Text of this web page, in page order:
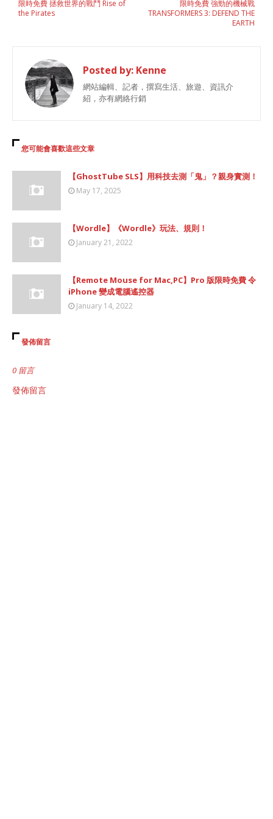
限時免費 強勁的機械戰
TRANSFORMERS 3: DEFEND THE
EARTH
限時免費 拯救世界的戰鬥 Rise of
the Pirates
Posted by: Kenne
網站編輯、記者，撰寫生活、旅遊、資訊介
紹，亦有網絡行銷
您可能會喜歡這些文章
【GhostTube SLS】用科技去測「鬼」？親身實測！
May 17, 2025
【Wordle】《Wordle》玩法、規則！
January 21, 2022
【Remote Mouse for Mac,PC】Pro 版限時免費 令
iPhone 變成電腦遙控器
January 14, 2022
發佈留言
0 留言
發佈留言